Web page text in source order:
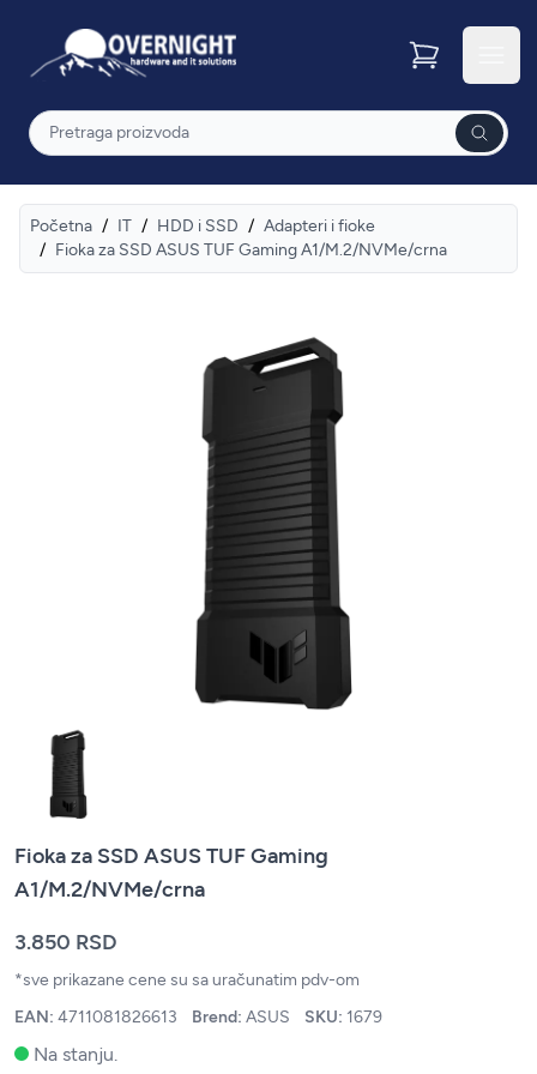
Overnight
Pretraga
Početna / IT / HDD i SSD / Adapteri i fioke
/ Fioka za SSD ASUS TUF Gaming A1/M.2/NVMe/crna
Fioka za SSD ASUS TUF Gaming
A1/M.2/NVMe/crna
3.850 RSD
*sve prikazane cene su sa uračunatim pdv-om
EAN: 4711081826613 Brend: ASUS SKU: 1679
Na stanju.